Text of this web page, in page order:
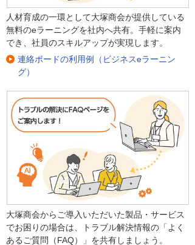
人材育成の一環として大塚商会が提供している
無料のeラーニングを社内へ共有。手軽に案内
でき、社員のスキルアップが実現します。
連絡ボードの利用例（ビジネスeラーニン
グ）
大塚商会からご導入いただいた製品・サービス
でお困りの場合は、トラブル解決情報の「よく
あるご質問（FAQ）」を共有しましょう。